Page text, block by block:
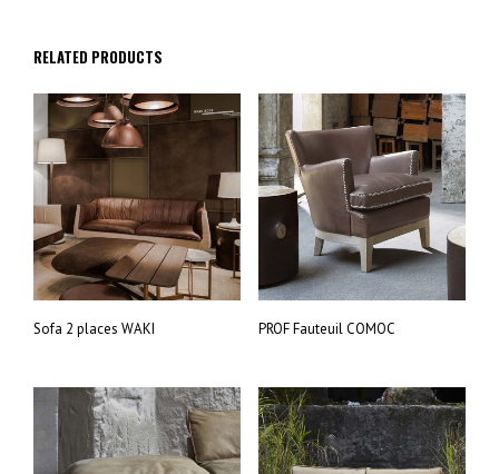
RELATED PRODUCTS
Sofa 2 places WAKI PROF Fauteuil COMOC